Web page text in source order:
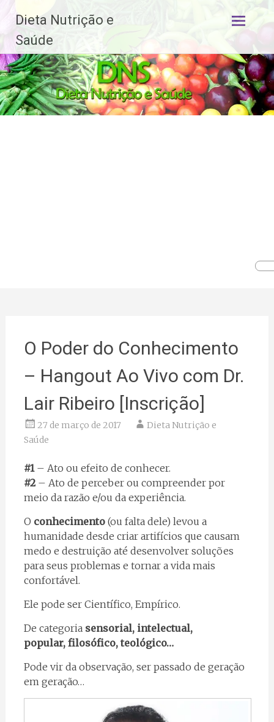
Dieta Nutrição e
Saúde
para
o
conteúdo
O Poder do Conhecimento
– Hangout Ao Vivo com Dr.
Lair Ribeiro [Inscrição]
27 de março de 2017
Dieta Nutrição e
Saúde
#1– Ato ou efeito de conhecer.
#2– Ato de perceber ou compreender por
meio da razão e/ou da experiência.
O conhecimento(ou falta dele) levou a
humanidade desde criar artifícios que causam
medo e destruição até desenvolver soluções
para seus problemas e tornar a vida mais
confortável.
Ele pode ser Científico, Empírico.
De categoria sensorial, intelectual,
popular, filosófico, teológico…
Pode vir da observação, ser passado de geração
em geração…